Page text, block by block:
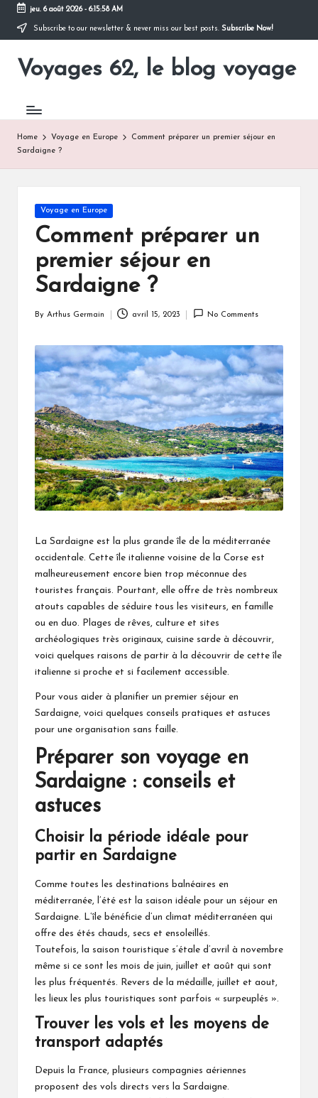
Skip
content
jeu. 6 août 2026- 6:15:58 AM
Subscribe to our newsletter & never miss our best posts. Subscribe Now!
Voyages 62, le blog voyage
Pour
voyage
Home Voyage en Europe
Comment préparer un premier séjour en
Sardaigne ?
Posted
Voyage en Europe
Comment préparer un
premier séjour en
Sardaigne ?
By Arthus Germain avril 15, 2023 No Comments
La Sardaigne est la plus grande île de la méditerranée
occidentale. Cette île italienne voisine de la Corse est
malheureusement encore bien trop méconnue des
touristes français. Pourtant, elle offre de très nombreux
atouts capables de séduire tous les visiteurs, en famille
ou en duo. Plages de rêves, culture et sites
archéologiques très originaux, cuisine sarde à découvrir,
voici quelques raisons de partir à la découvrir de cette île
italienne si proche et si facilement accessible.
Pour vous aider à planifier un premier séjour en
Sardaigne, voici quelques conseils pratiques et astuces
pour une organisation sans faille.
Préparer son voyage en
Sardaigne : conseils et
astuces
Choisir la période idéale pour
partir en Sardaigne
Comme toutes les destinations balnéaires en
méditerranée, l’été est la saison idéale pour un séjour en
Sardaigne. L’île bénéficie d’un climat méditerranéen qui
offre des étés chauds, secs et ensoleillés.
Toutefois, la saison touristique s’étale d’avril à novembre
même si ce sont les mois de juin, juillet et août qui sont
les plus fréquentés. Revers de la médaille, juillet et aout,
les lieux les plus touristiques sont parfois « surpeuplés ».
Trouver les vols et les moyens de
transport adaptés
Depuis la France, plusieurs compagnies aériennes
proposent des vols directs vers la Sardaigne.